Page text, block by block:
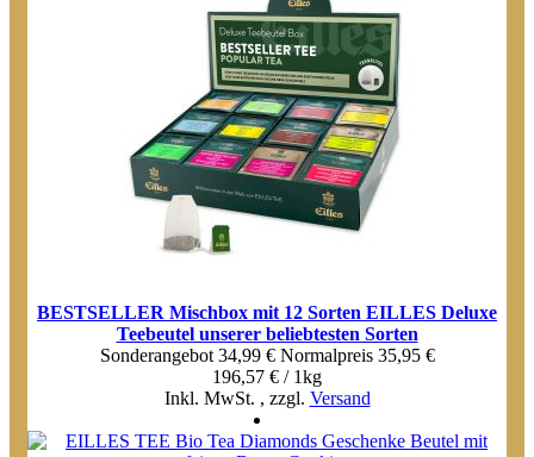
BESTSELLER Mischbox mit 12 Sorten EILLES Deluxe
Teebeutel unserer beliebtesten Sorten
Sonderangebot 34,99 € Normal­preis 35,95 €
196,57 € / 1kg
Inkl. MwSt. , zzgl. Versand